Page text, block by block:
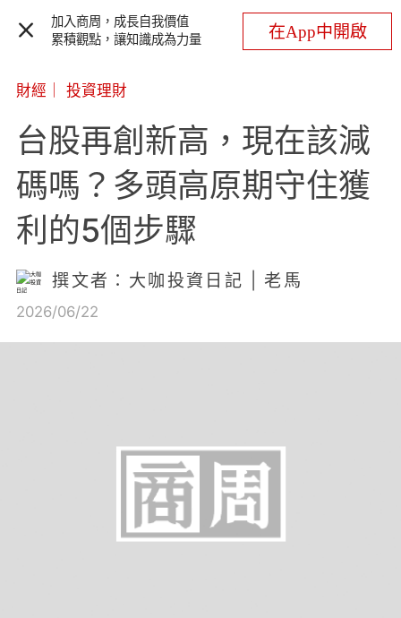
加入商周，成長自我價值
累積觀點，讓知識成為力量
在App中開啟
財經 投資理財
台股再創新高，現在該減
碼嗎？多頭高原期守住獲
利的5個步驟
撰文者：大咖投資日記 | 老馬
2026/06/22